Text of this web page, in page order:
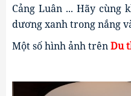
Cảng Luân ... Hãy cùng
dương xanh trong nắng
Một số hình ảnh trên Du